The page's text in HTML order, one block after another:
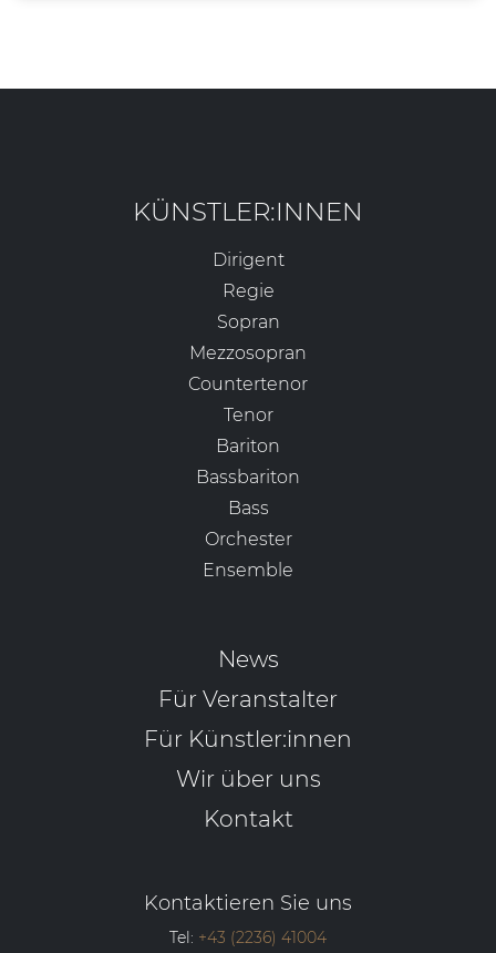
KÜNSTLER:INNEN
Dirigent
Regie
Sopran
Mezzosopran
Countertenor
Tenor
Bariton
Bassbariton
Bass
Orchester
Ensemble
News
Für Veranstalter
Für Künstler:innen
Wir über uns
Kontakt
Kontaktieren Sie uns
Tel: +43 (2236) 41004